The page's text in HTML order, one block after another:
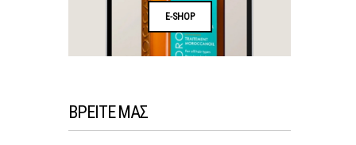
E-SHOP
ΒΡΕΙΤΕ ΜΑΣ